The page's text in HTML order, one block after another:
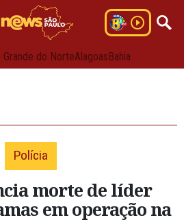
Grande do NorteAlagoasBahia
Polícia
morte de líder
em operação na